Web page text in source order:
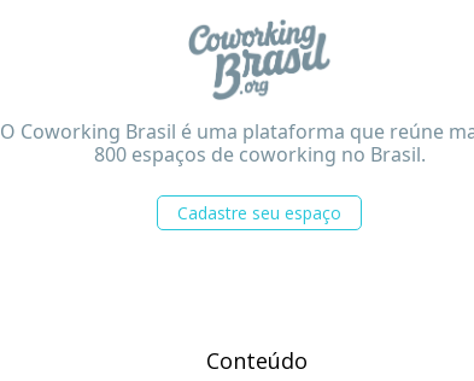
O Coworking Brasil é uma plataforma que reúne
800 espaços de coworking no Brasil.
Cadastre seu espaço
Conteúdo